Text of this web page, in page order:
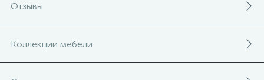
Отзывы
Коллекции мебели